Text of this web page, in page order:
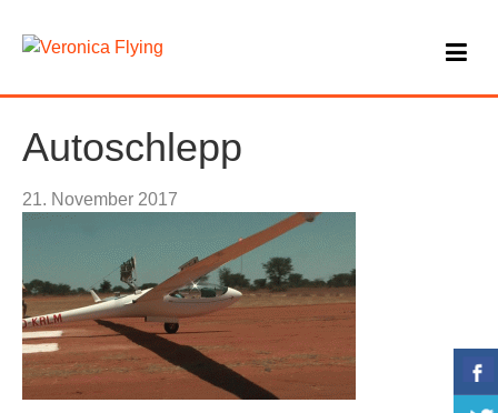
Autoschlepp
21. November 2017